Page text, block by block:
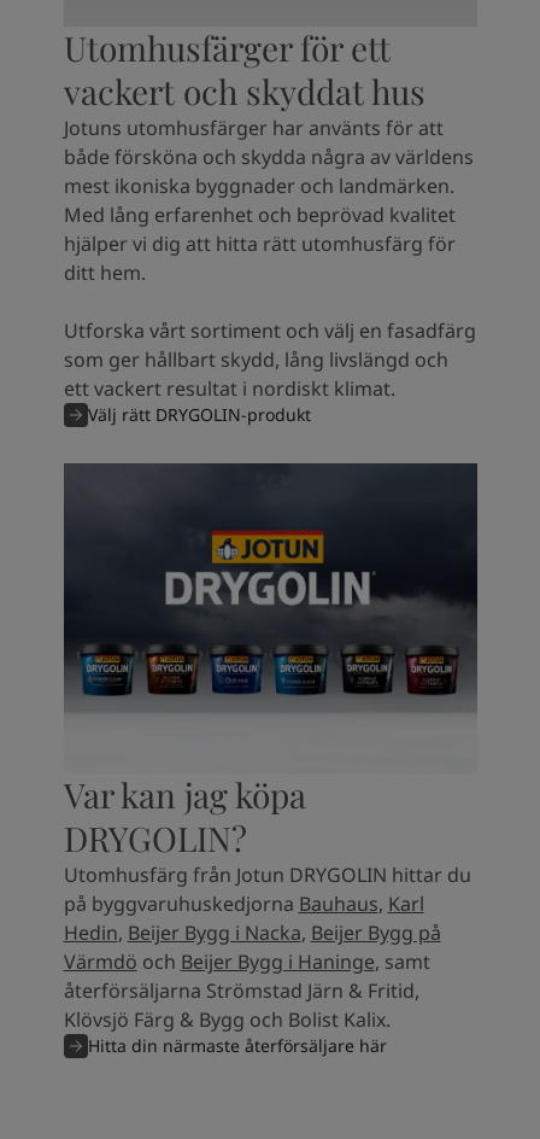
Utomhusfärger för ett
vackert och skyddat hus
Jotuns utomhusfärger har använts för att
både försköna och skydda några av världens
mest ikoniska byggnader och landmärken.
Med lång erfarenhet och beprövad kvalitet
hjälper vi dig att hitta rätt utomhusfärg för
ditt hem.
Utforska vårt sortiment och välj en fasadfärg
som ger hållbart skydd, lång livslängd och
ett vackert resultat i nordiskt klimat.
Välj rätt DRYGOLIN-produkt
Var kan jag köpa
DRYGOLIN?
Utomhusfärg från Jotun DRYGOLIN hittar du
på byggvaruhuskedjorna Bauhaus, Karl
Hedin, Beijer Bygg i Nacka, Beijer Bygg på
Värmdö och Beijer Bygg i Haninge, samt
återförsäljarna Strömstad Järn & Fritid,
Klövsjö Färg & Bygg och Bolist Kalix.
Hitta din närmaste återförsäljare här